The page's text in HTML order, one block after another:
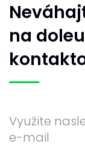
na
Využite
e-mail